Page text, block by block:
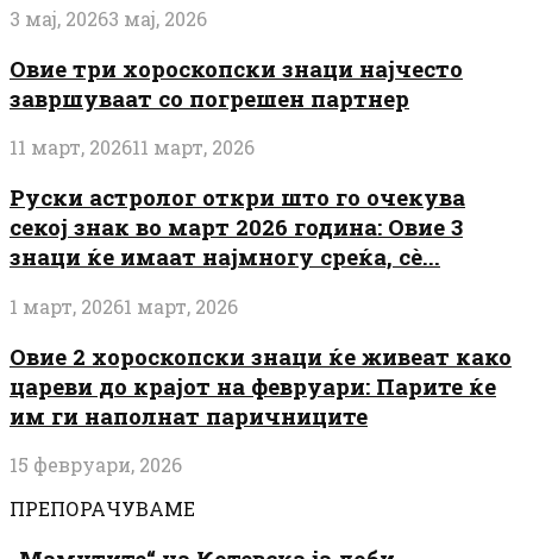
3 мај, 20263 мај, 2026
Овие три хороскопски знаци најчесто
завршуваат со погрешен партнер
11 март, 202611 март, 2026
Руски астролог откри што го очекува
секој знак во март 2026 година: Овие 3
знаци ќе имаат најмногу среќа, сè...
1 март, 20261 март, 2026
Овие 2 хороскопски знаци ќе живеат како
цареви до крајот на февруари: Парите ќе
им ги наполнат паричниците
15 февруари, 2026
ПРЕПОРАЧУВАМЕ